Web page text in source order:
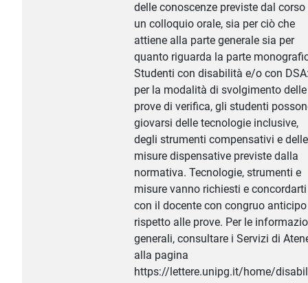
delle conoscenze previste dal corso
un colloquio orale, sia per ciò che
attiene alla parte generale sia per
quanto riguarda la parte
Studenti con disabilità e/o con
per la modalità di svolgimento delle
prove di verifica, gli studenti
giovarsi delle tecnologie inclusive,
degli strumenti compensativi e delle
misure dispensative previste dalla
normativa. Tecnologie, strumenti e
misure vanno richiesti e concordarti
con il docente con congruo anticipo
rispetto alle prove. Per le
generali, consultare i Servizi di
alla pagina
https://lettere.unipg.it/home/